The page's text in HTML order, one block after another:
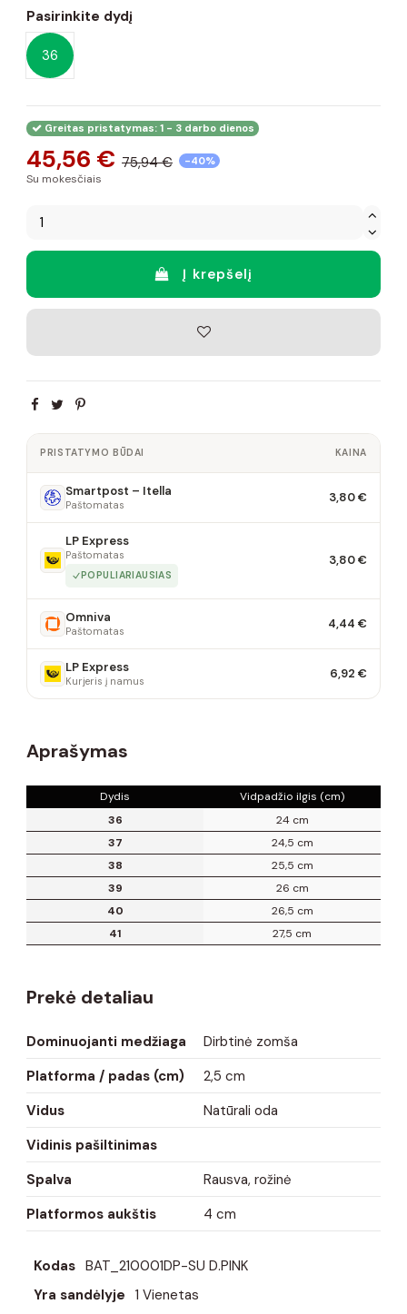
Pasirinkite dydį
36
Greitas pristatymas: 1 - 3 darbo dienos
45,56 € 75,94 € -40%
Su mokesčiais
Į krepšelį
PRISTATYMO BŪDAI KAINA
Smartpost – Itella
Paštomatas 3,80 €
LP Express
Paštomatas
POPULIARIAUSIAS
3,80 €
Omniva
Paštomatas 4,44 €
LP Express
Kurjeris į namus 6,92 €
Aprašymas
Dydis
Vidpadžio ilgis (cm)
36
24 cm
37
24,5 cm
38
25,5 cm
39
26 cm
40
26,5 cm
41
27,5 cm
Prekė detaliau
Dominuojanti medžiaga
Dirbtinė zomša
Platforma / padas (cm)
2,5 cm
Vidus
Natūrali oda
Vidinis pašiltinimas
Spalva
Rausva, rožinė
Platformos aukštis
4 cm
Kodas BAT_210001DP-SU D.PINK
Yra sandėlyje 1 Vienetas